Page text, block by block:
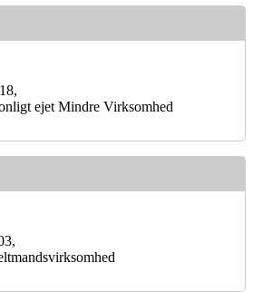
ejet Mindre Virksomhed